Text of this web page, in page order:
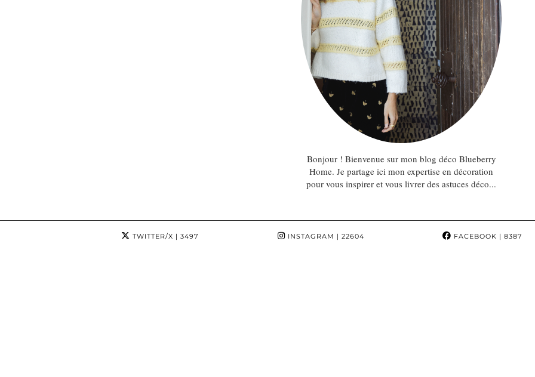
Bonjour ! Bienvenue sur mon blog déco Blueberry
Home. Je partage ici mon expertise en décoration
pour vous inspirer et vous livrer des astuces déco...
TWITTER/X | 3497 INSTAGRAM | 22604 FACEBOOK | 8387